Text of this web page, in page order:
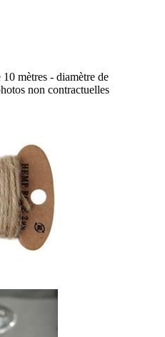
mètres - diamètre de
non contractuelles